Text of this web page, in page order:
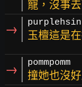
寵，沒事
→ purplehsin
玉檀這是
→ pommpomm
撞她也沒